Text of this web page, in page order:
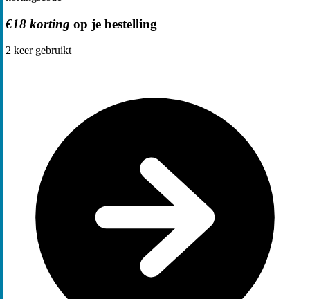
€18 korting op je bestelling
2 keer gebruikt